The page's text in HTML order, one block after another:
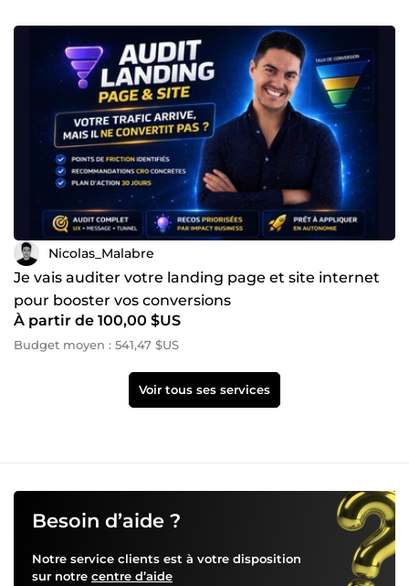
Nicolas_Malabre
Je vais auditer votre landing page et site internet
pour booster vos conversions
À partir de 100,00 $US
Budget moyen : 541,47 $US
Voir tous ses services
Besoin d’aide ?
Notre service clients est à votre disposition
sur notre centre d’aide